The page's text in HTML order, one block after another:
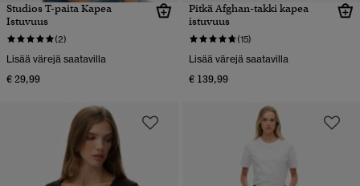
Studios T-paita Kapea
Istuvuus
(2)
Lisää värejä saatavilla
€ 29,99
Pitkä Afghan-takki kapea
istuvuus
(15)
Lisää värejä saatavilla
€ 139,99